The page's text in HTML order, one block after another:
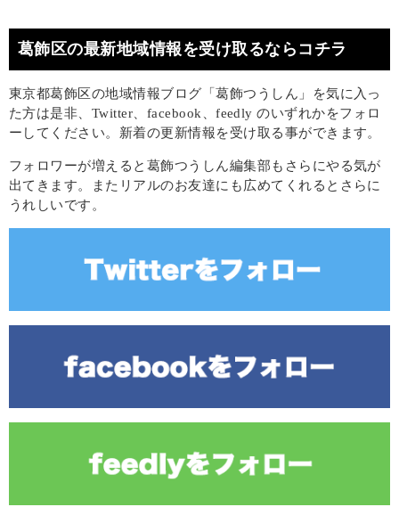
葛飾区の最新地域情報を受け取るならコチラ
東京都葛飾区の地域情報ブログ「葛飾つうしん」を気に入っ
た方は是非、Twitter、facebook、feedly のいずれかをフォロ
ーしてください。新着の更新情報を受け取る事ができます。
フォロワーが増えると葛飾つうしん編集部もさらにやる気が
出てきます。またリアルのお友達にも広めてくれるとさらに
うれしいです。